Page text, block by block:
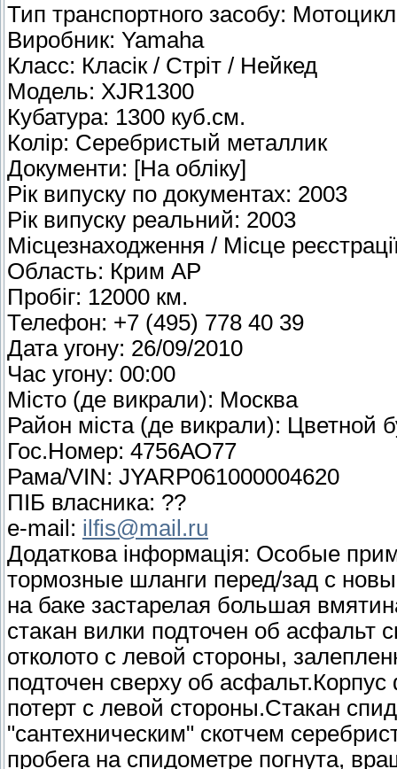
Тип транспортного засобу: Мотоцикл
Виробник: Yamaha
Класс: Класік / Стріт / Нейкед
Модель: XJR1300
Кубатура: 1300 куб.см.
Колір: Серебристый металлик
Документи: [На обліку]
Рік випуску по документах: 2003
Рік випуску реальний: 2003
Місцезнаходження / Місце
Область: Крим АР
Пробіг: 12000 км.
Телефон: +7 (495) 778 40 39
Дата угону: 26/09/2010
Час угону: 00:00
Місто (де викрали): Москва
Район міста (де викрали): Цветной
Гос.Номер: 4756АО77
Рама/VIN: JYARP061000004620
ПІБ власника: ??
e-mail: ilfis@mail.ru
Додаткова інформація: Особые
тормозные шланги перед/зад с
на баке застарелая большая
стакан вилки подточен об асфальт
отколото с левой стороны,
подточен сверху об
потерт с левой стороны.Стакан
"сантехническим" скотчем
пробега на спидометре погнута,